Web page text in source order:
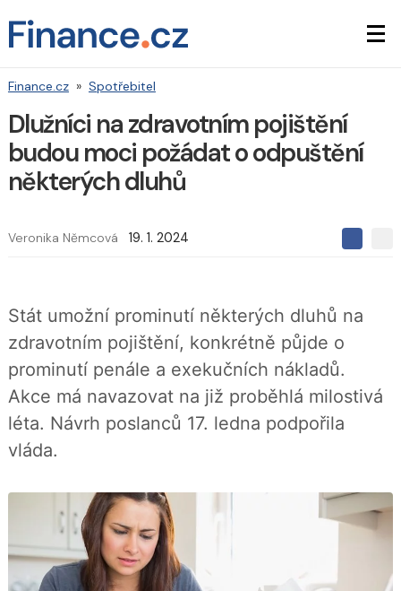
Finance.cz » Spotřebitel
Dlužníci na zdravotním pojištění
budou moci požádat o odpuštění
některých dluhů
Veronika Němcová 19. 1. 2024
S
l
e
S
j
a
u
í
Stát umožní prominutí některých dluhů na
zdravotním pojištění, konkrétně půjde o
prominutí penále a exekučních nákladů.
Akce má navazovat na již proběhlá milostivá
léta. Návrh poslanců 17. ledna podpořila
vláda.